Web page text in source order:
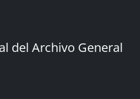
del Archivo General